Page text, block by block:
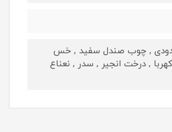
دودی , چوب صندل سفید , خس
, درخت انجیر , سدر , نعناع